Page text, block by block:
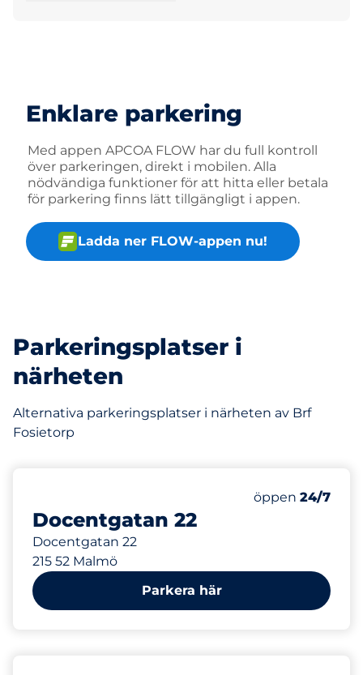
Enklare parkering
Med appen APCOA FLOW har du full kontroll
över parkeringen, direkt i mobilen. Alla
nödvändiga funktioner för att hitta eller betala
för parkering finns lätt tillgängligt i appen.
Ladda ner FLOW-appen nu!
Parkeringsplatser i
närheten
Alternativa parkeringsplatser i närheten av Brf
Fosietorp
Docentgatan 22
Docentgatan 22
215 52 Malmö
Fredag
öppen 24/7
Parkera här